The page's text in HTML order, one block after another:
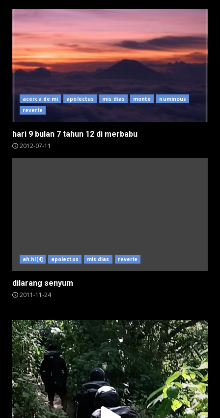
acerca de mi apolectus mis dias monte
numinous
reverie
hari 9 bulan 7 tahun 12 di merbabu
2012-07-11
ah.hi[4] apolectus mis dias reverie
dilarang senyum
2011-11-24